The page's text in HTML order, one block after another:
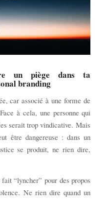
un piège dans ta
branding
car associé à une forme de
à cela, une personne qui
serait trop vindicative. Mais
être dangereuse : dans un
se produit, ne rien dire,
“lyncher” pour des propos
Ne rien dire quand un